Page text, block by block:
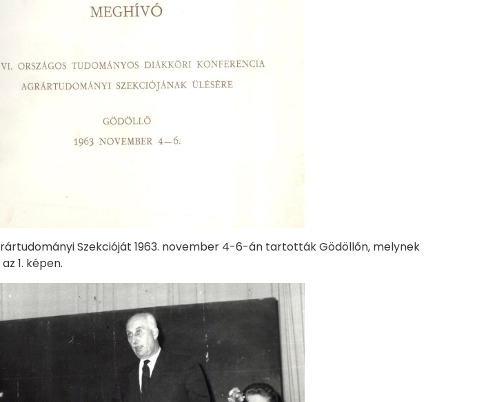
Szekcióját 1963. november 4-6-án tartották Gödöllőn, melynek
1. képen.